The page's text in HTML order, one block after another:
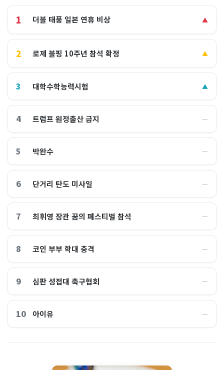
1 더블 태풍 일본 연휴 비상 ▲
2 로제 블핑 10주년 참석 확정 ▲
3 대학수학능력시험 ▲
4 트럼프 원정출산 금지 ―
5 박완수 ―
6 단거리 탄도 미사일 ―
7 최휘영 장관 꿈의 페스티벌 참석 ―
8 코인 부부 학대 충격 ―
9 심판 성접대 축구협회 ―
10 아이유 ―